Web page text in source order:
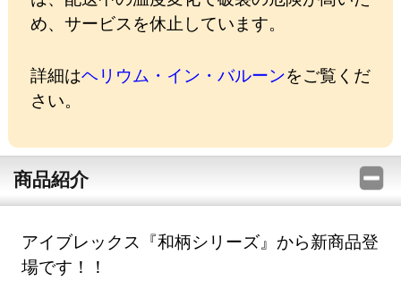
め、サービスを休止しています。
詳細はヘリウム・イン・バルーンをご覧くだ
さい。
商品紹介
アイブレックス『和柄シリーズ』から新商品登
場です！！